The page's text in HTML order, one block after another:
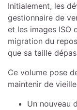
Initialement, les
gestionnaire de
et les images ISO
migration du
que sa taille
Ce volume pose
maintenir de
Un nouveau